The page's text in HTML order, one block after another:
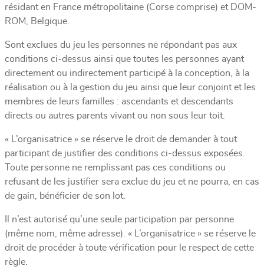
résidant en France métropolitaine (Corse comprise) et DOM-
ROM, Belgique.
Sont exclues du jeu les personnes ne répondant pas aux
conditions ci-dessus ainsi que toutes les personnes ayant
directement ou indirectement participé à la conception, à la
réalisation ou à la gestion du jeu ainsi que leur conjoint et les
membres de leurs familles : ascendants et descendants
directs ou autres parents vivant ou non sous leur toit.
« L’organisatrice » se réserve le droit de demander à tout
participant de justifier des conditions ci-dessus exposées.
Toute personne ne remplissant pas ces conditions ou
refusant de les justifier sera exclue du jeu et ne pourra, en cas
de gain, bénéficier de son lot.
Il n’est autorisé qu’une seule participation par personne
(même nom, même adresse). « L’organisatrice » se réserve le
droit de procéder à toute vérification pour le respect de cette
règle.